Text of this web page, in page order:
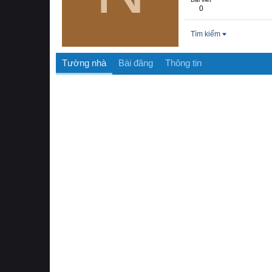
0
Tìm kiếm
Tường nhà Bài đăng Thông tin